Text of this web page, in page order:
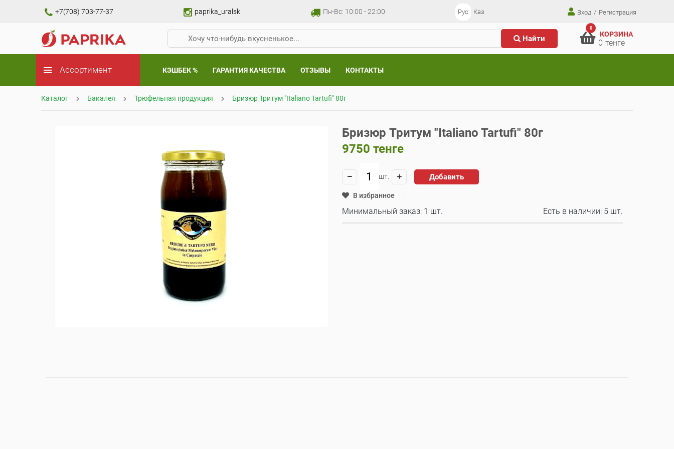
+7(708) 703-77-37 paprika_uralsk Пн-Вс: 10:00 - 22:00 Рус Каз Вход / Регистрация
Найти
0
КОРЗИНА
0 тенге
Ассортимент КЭШБЕК % ГАРАНТИЯ КАЧЕСТВА ОТЗЫВЫ КОНТАКТЫ
Каталог Бакалея Трюфельная продукция Бризюр Тритум "Italiano Tartufi" 80г
Бризюр Тритум "Italiano Tartufi" 80г
9750 тенге
шт. Добавить
В избранное
Минимальный заказ: 1 шт. Есть в наличии: 5 шт.